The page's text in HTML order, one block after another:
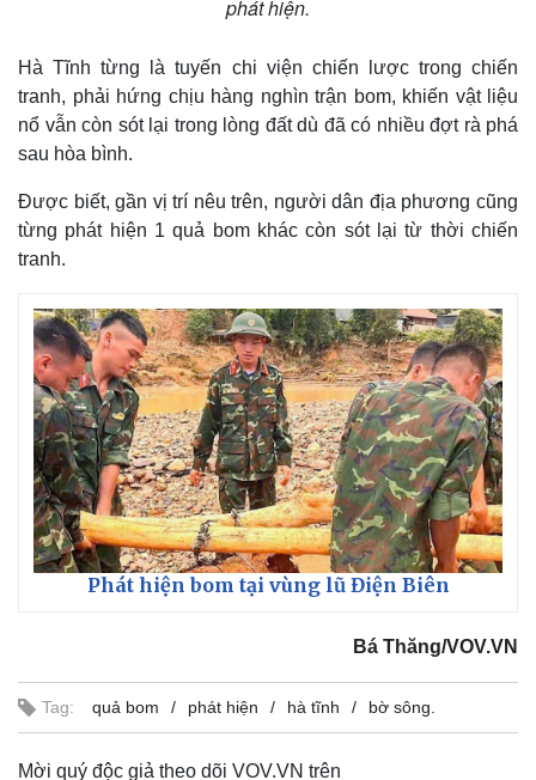
Thế giới
Quan sát
Cuộc sống đó đây
Multimedia
Video
Infographic
phát hiện.
Hà Tĩnh từng là tuyến chi viện chiến lược trong chiến
tranh, phải hứng chịu hàng nghìn trận bom, khiến vật liệu
nổ vẫn còn sót lại trong lòng đất dù đã có nhiều đợt rà phá
sau hòa bình.
Được biết, gần vị trí nêu trên, người dân địa phương cũng
từng phát hiện 1 quả bom khác còn sót lại từ thời chiến
tranh.
Phát hiện bom tại vùng lũ Điện Biên
Bá Thăng/VOV.VN
Tag: quả bom phát hiện hà tĩnh bờ sông.
Mời quý độc giả theo dõi VOV.VN trên